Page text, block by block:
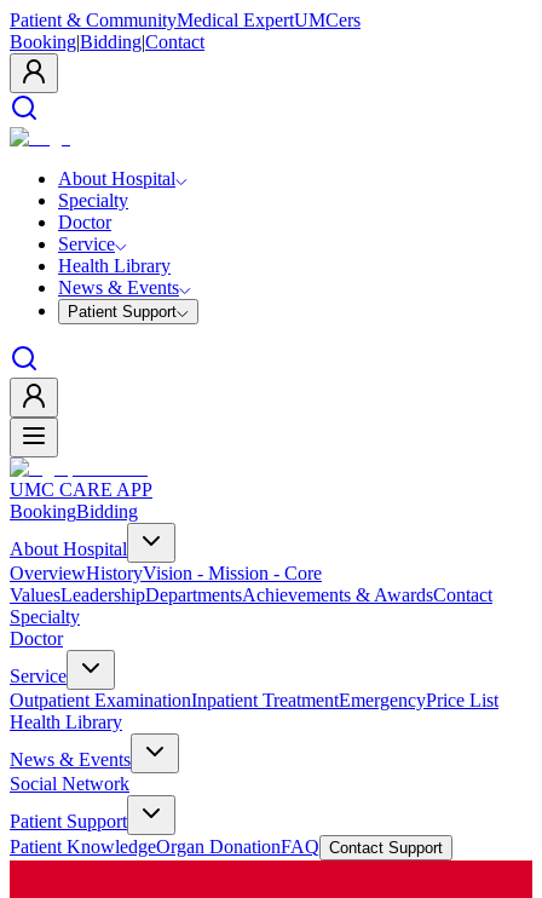
Patient & CommunityMedical ExpertUMCers
Booking|Bidding|Contact
About Hospital
Specialty
Doctor
Service
Health Library
News & Events
Patient Support
UMC CARE APP
BookingBidding
About Hospital
OverviewHistoryVision - Mission - Core
ValuesLeadershipDepartmentsAchievements & AwardsContact
Specialty
Doctor
Service
Outpatient ExaminationInpatient TreatmentEmergencyPrice List
Health Library
News & Events
Social Network
Patient Support
Patient KnowledgeOrgan DonationFAQ Contact Support